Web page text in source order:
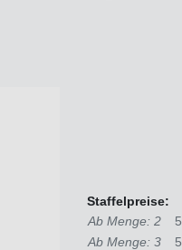
Staffelpreise:
Ab Menge: 2
Ab Menge: 3